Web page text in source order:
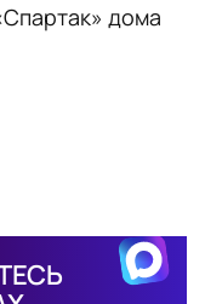
дома